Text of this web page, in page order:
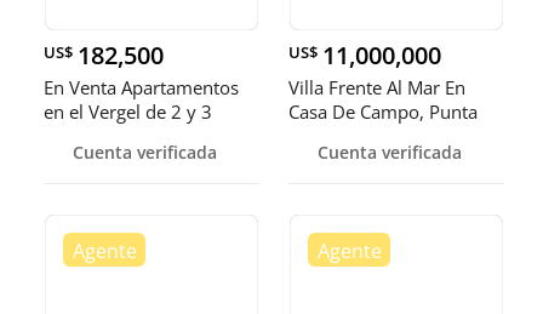
US$ 182,500
En Venta Apartamentos
en el Vergel de 2 y 3
Cuenta verificada
US$ 11,000,000
Villa Frente Al Mar En
Casa De Campo, Punta
5152 M2
Cuenta verificada